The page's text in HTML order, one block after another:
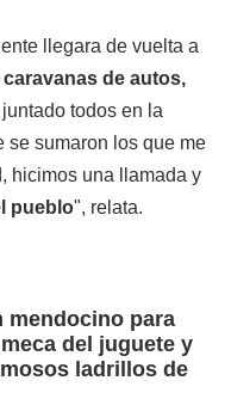
llegara de vuelta a
caravanas de autos,
todos en la
se sumaron los que me
hicimos una llamada y
pueblo", relata.
mendocino para
del juguete y
ladrillos de